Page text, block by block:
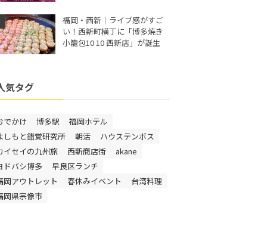
福岡・西新｜ライブ感がすご
い！西新町横丁に「博多焼き
小籠包10 10 西新店」が誕生
気タグ
でかけ 博多駅
福岡ホテル
しもと錯覚研究所
朝活
ハウステンボス
イセイの九州旅
西新商店街
akane
ドバシ博多
早良区ランチ
岡アウトレット
春休みイベント
台湾料理
岡県宗像市